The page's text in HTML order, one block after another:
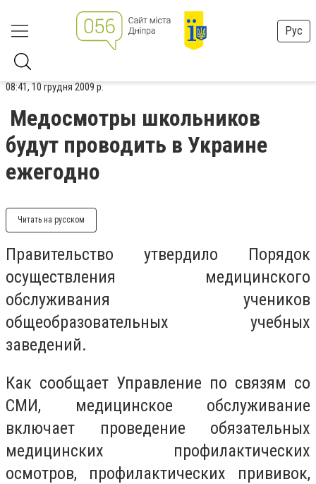
Рус
08:41, 10 грудня 2009 р.
Медосмотры школьников
будут проводить в Украине
ежегодно
Читать на русском
Правительство утвердило Порядок
осуществления медицинского
обслуживания учеников
общеобразовательных учебных
заведений.
Как сообщает Управление по связям со
СМИ, медицинское обслуживание
включает проведение обязательных
медицинских профилактических
осмотров, профилактических прививок,